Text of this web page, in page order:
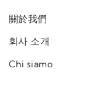
關於我們
회사 소개
Chi siamo